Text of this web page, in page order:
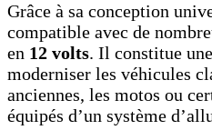
Grâce à sa conception
compatible avec de
en 12 volts. Il constitue
moderniser les véhicules
anciennes, les motos ou
équipés d’un système